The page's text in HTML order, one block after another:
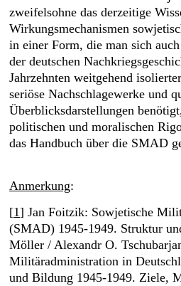
zweifelsohne das derzeitige
Wirkungsmechanismen
in einer Form, die man sich
der deutschen
Jahrzehnten weitgehend
seriöse Nachschlagewerke und
Überblicksdarstellungen
politischen und moralischen
das Handbuch über die SMAD
Anmerkung:
[1] Jan Foitzik: Sowjetische
(SMAD) 1945-1949. Struktur
Möller / Alexandr O.
Militäradministration in
und Bildung 1945-1949. Ziele,